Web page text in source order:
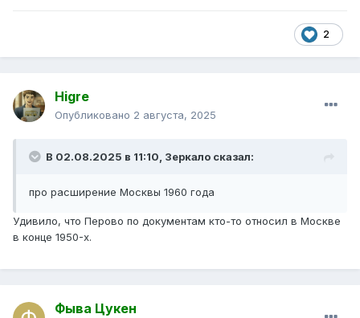
2
Higre
Опубликовано 2 августа, 2025
В 02.08.2025 в 11:10, Зеркало сказал:
про расширение Москвы 1960 года
Удивило, что Перово по документам кто-то относил в Москве
в конце 1950-х.
Фыва Цукен